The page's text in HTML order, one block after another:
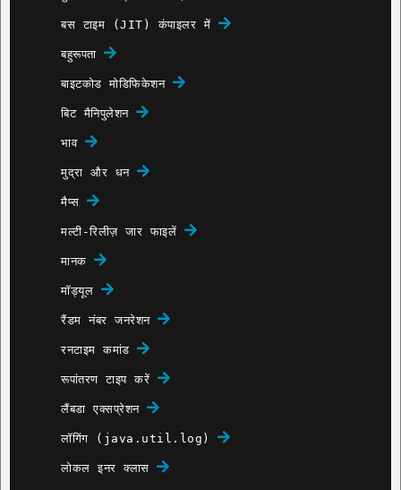
बस टाइम (JIT) कंपाइलर में
बहुरूपता
बाइटकोड मोडिफिकेशन
बिट मैनिपुलेशन
भाव
मुद्रा और धन
मैप्स
मल्टी-रिलीज़ जार फाइलें
मानक
मॉड्यूल
रैंडम नंबर जनरेशन
रनटाइम कमांड
रूपांतरण टाइप करें
लैंबडा एक्सप्रेशन
लॉगिंग (java.util.log)
लोकल इनर क्लास